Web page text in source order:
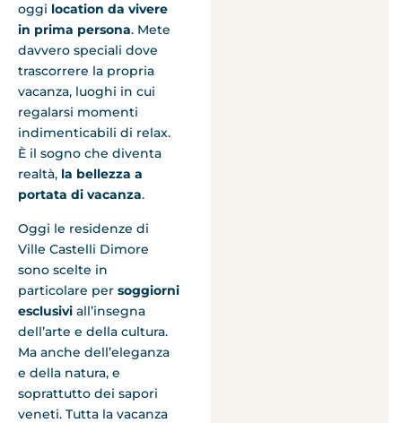
oggi location da vivere
in prima persona. Mete
davvero speciali dove
trascorrere la propria
vacanza, luoghi in cui
regalarsi momenti
indimenticabili di relax.
È il sogno che diventa
realtà, la bellezza a
portata di vacanza.
Oggi le residenze di
Ville Castelli Dimore
sono scelte in
particolare per soggiorni
esclusivi all’insegna
dell’arte e della cultura.
Ma anche dell’eleganza
e della natura, e
soprattutto dei sapori
veneti. Tutta la vacanza